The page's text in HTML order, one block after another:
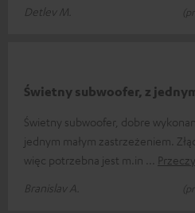
Detlev M.
Świetny subwoofer, z
Świetny subwoofer, dobre
jednym małym zastrzeżeniem.
więc potrzebna jest m.in
Branislav A.